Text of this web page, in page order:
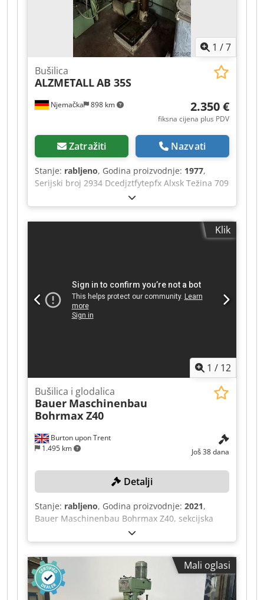
1 /7
Njemačka 898 km
Bušilica
ALZMETALLAB 35S
2.350 €
fiksna cijena plus PDV
Zatražiti Nazvati
Stanje: rabljeno, Godina proizvodnje: 1977,
Serijski broj 2934 Dcedjztfytepfx Alxsk Težina 709
kg Brzina pomaka da, m/min Prihvat MK 3
Klik
1 / 12
Burton upon Trent
1.495 km
Bušilica i glodalica
Bauer Maschinenbau
Bohrmax Z40
Još 38 dana
Detalji
Stanje: rabljeno, Godina proizvodnje: 2021,
Bauer Maschinenbau Bohrmax Z40, sekcijska
bušilica i glodalica, ukupna duljina stola 4350
mm, 4 sekcije duljine 1050 mm, upravljanje
programom Penta NC V2, 10 alata u
automatskom izmjenjivaču alata (ATC), vreteno
CAT 40, snaga 11 kW, hodovi: os X = 4000 mm, os
Y = 580 mm, os Z = 700 mm, kapacitet bušenja 3
Mali oglasi